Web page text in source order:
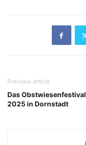
Previous article
Das Obstwiesenfestival
2025 in Dornstadt